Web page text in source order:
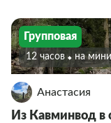
Групповая
12 часов На
Анастасия
Из Кавминвод